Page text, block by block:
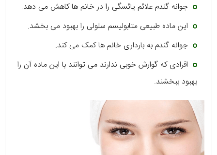
جوانه گندم علائم یائسگی را در خانم ها کاهش می دهد.
این ماده طبیعی متابولیسم سلولی را بهبود می بخشد.
جوانه گندم به بارداری خانم ها کمک می کند.
افرادی که گوارش خوبی ندارند می توانند با این ماده آن را
بهبود ببخشند.